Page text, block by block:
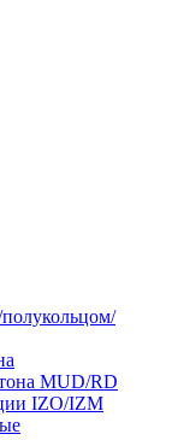
MUD/RD
IZO/IZM